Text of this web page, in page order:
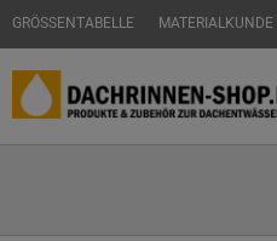
GRÖSSENTABELLE MATERIALKUNDE